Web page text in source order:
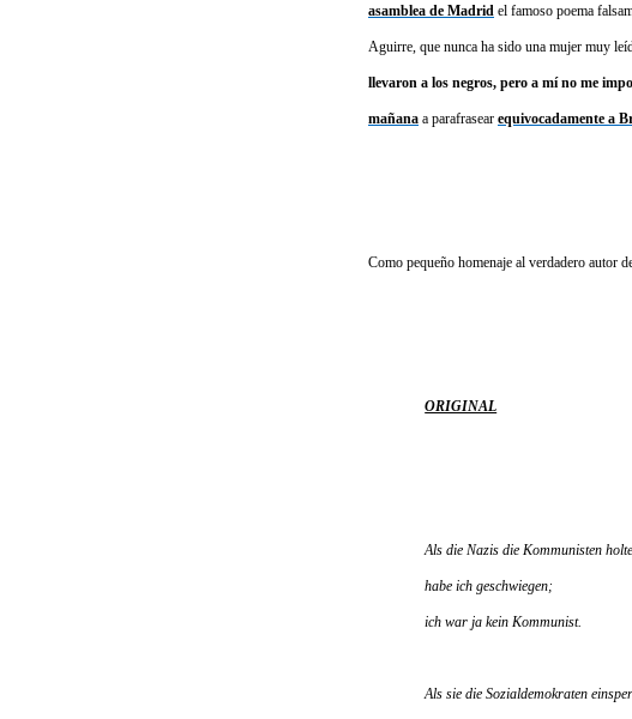
asamblea de Madrid el famoso poema
Aguirre, que nunca ha sido una mujer muy
llevaron a los negros, pero a mí no me
mañana a parafrasear equivocadamente a
Como pequeño homenaje al verdadero autor
ORIGINAL
Als die Nazis die Kommunisten
habe ich geschwiegen;
ich war ja kein Kommunist.
Als sie die Sozialdemokraten